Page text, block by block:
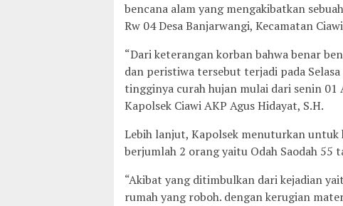
bencana alam yang mengakibatkan
Rw 04 Desa Banjarwangi, Kecamatan
“Dari keterangan korban bahwa benar
dan peristiwa tersebut terjadi pada
tingginya curah hujan mulai dari senin 01
Kapolsek Ciawi AKP Agus Hidayat, S.H.
Lebih lanjut, Kapolsek menuturkan
berjumlah 2 orang yaitu Odah Saodah 55
“Akibat yang ditimbulkan dari kejadian
rumah yang roboh. dengan kerugian